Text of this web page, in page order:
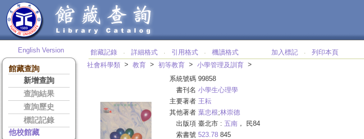
English Version
館藏查詢
新增查詢
查詢結果
查詢歷史
標記記錄
他校館藏
館藏記錄 ‧ 詳細格式 ‧ 引用格式 ‧ 機讀格式 加入標記 ‧
列印本頁
社會科學類 > 教育 > 初等教育 > 小學管理及訓育 >
系統號碼 99858
書刊名 小學生心理學
主要著者 王耘
其他著者 葉忠根;林崇德
出版項 臺北市 : 五南 ， 民84
索書號 523.78 845